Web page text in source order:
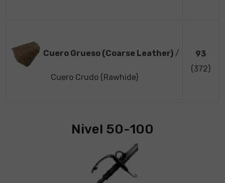
Cuero Grueso (Coarse Leather) /
Cuero Crudo (Rawhide)
93
(372)
Nivel 50-100